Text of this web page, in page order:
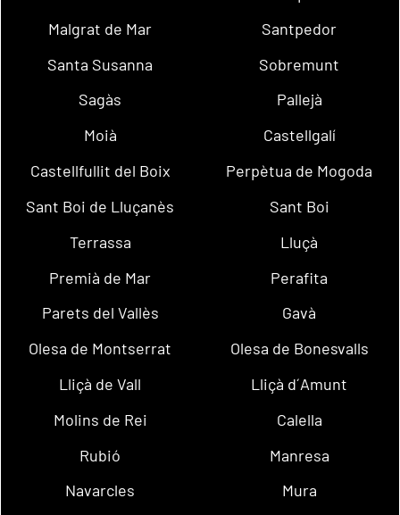
Malgrat de Mar
Santpedor
Santa Susanna
Sobremunt
Sagàs
Pallejà
Moià
Castellgalí
Castellfullit del Boix
Perpètua de Mogoda
Sant Boi de Lluçanès
Sant Boi
Terrassa
Lluçà
Premià de Mar
Perafita
Parets del Vallès
Gavà
Olesa de Montserrat
Olesa de Bonesvalls
Lliçà de Vall
Lliçà d´Amunt
Molins de Rei
Calella
Rubió
Manresa
Navarcles
Mura